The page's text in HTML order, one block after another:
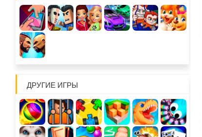
ДРУГИЕ ИГРЫ